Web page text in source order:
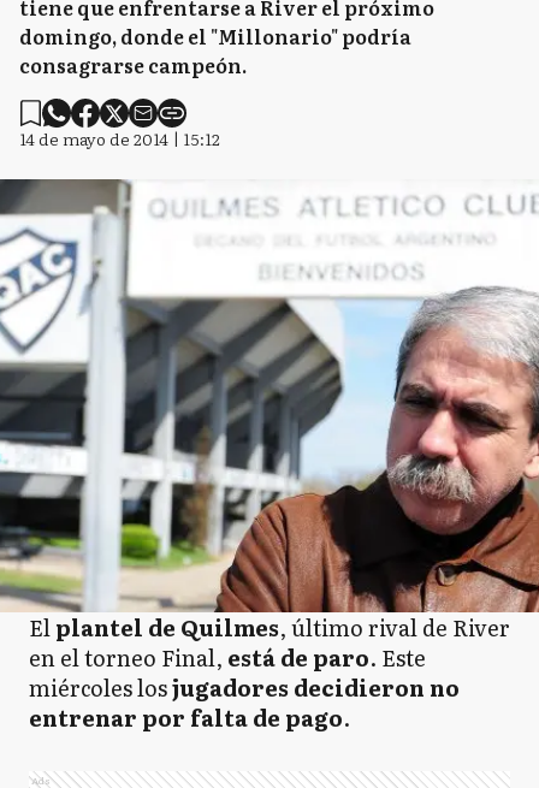
tiene que enfrentarse a River el próximo
domingo, donde el "Millonario" podría
consagrarse campeón.
14 de mayo de 2014 | 15:12
Elplantel de Quilmes, último rival de River
en el torneo Final, está de paro. Este
miércoles losjugadores decidieron no
entrenar por falta de pago.
Ads